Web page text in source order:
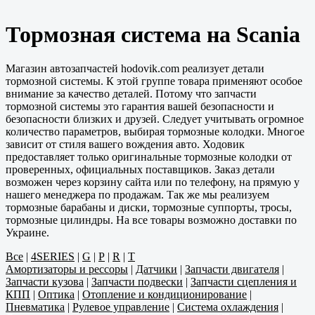
Тормозная система на Scania
Магазин автозапчастей hodovik.com реализует детали
тормозной системы. К этой группе товара применяют особое
внимание за качество деталей. Потому что запчасти
тормозной системы это гарантия вашей безопасности и
безопасности близких и друзей. Следует учитывать огромное
количество параметров, выбирая тормозные колодки. Многое
зависит от стиля вашего вождения авто. Ходовик
предоставляет только оригинальные тормозные колодки от
проверенных, официальных поставщиков. Заказ детали
возможен через корзину сайта или по телефону, на прямую у
нашего менеджера по продажам. Так же мы реализуем
тормозные барабаны и диски, тормозные суппорты, тросы,
тормозные цилиндры. На все товары возможно доставки по
Украине.
Все | 4SERIES | G | P | R | T
Амортизаторы и рессоры | Датчики | Запчасти двигателя |
Запчасти кузова | Запчасти подвески | Запчасти сцепления и
КПП | Оптика | Отопление и кондиционирование |
Пневматика | Рулевое управление | Система охлаждения |